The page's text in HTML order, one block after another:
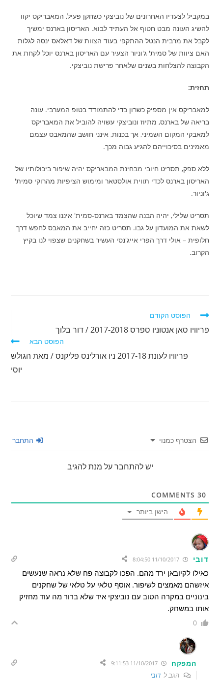
במקביל לצעדיו האחרונים של נוביצקי כשחקן פעיל, המאבריקס יקוו
להשיג העונה מבט חטוף אל העתיד לבוא. האריסון בארנס ימשיך
לקבל את מרבית הנטל ההתקפי בעוד הצוות של דאלאס ינסה לגלות
האם ציוות של סמית' ג'וניור הצעיר עם האריסון בארנס יוכל לקחת את
הקבוצה להצלחות בשנים שלאחר פרישת נוביצקי.
תחזית:
למאבריקס אין מספיק כשרון כדי להתמודד בטופ המערבי. עונה
בריאה של בארנס, מתיוז ונוביצקי עשויה להוביל את המאבריקס
למאבקי המקום השמיני, אך בכנות, אינני חושב שהמאבס עצמם
מאמינים בסיכוייהם להגיע גבוה מכך.
ללא ספק, תסריט חיובי מבחינת המבאריקס יהיה שיפור ביכולותיו של
האריסון בארנס לכדי תווית אולסטאר ומימוש הציפיות מהרוקי סמית'
ג'וניור.
תסריט שלילי, יהיה הבנה שהצמד בארנס-סמית' איננו צמד שיוכל
לשאת את המועדון על גבו. תסריט כזה יחייב את המאבס לחפש דרך
חלופית – אולי דרך הפרי אייג'נסי העשיר בשחקנים שצפוי לנו בקיץ
הקרוב.
לקרוא
נוספים
הפוסט הקודם
פריוויו סאן אנטוניו ספרס 2017-2018 / דור בלוך
הפוסט הבא
פריוויו לעונת 2017-18 ניו אורלינס פליקנס / מאת הגולש
יוסי
הצטרף כמנוי התחבר
יש להתחבר על מנת להגיב
30
הישן ביותר
דובי 11/10/2017 8:04:50
כאילו לקיובאן ירד מהם. הפכו לקבוצה פח שלא נראה שנעשים
איזשהם מאמצים לשיפור. אוסף טלאי על טלאי של שחקנים
בינוניים במקרה הטוב עם נוביצקי איד שלא ברור מה עוד מחזיק
אותו במשחק.
0
המפקח
הגב לדובי